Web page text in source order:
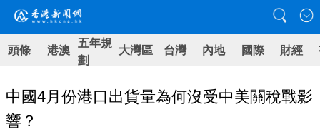
頭條 港澳 五年規
劃
大灣區 台灣 內地 國際 財經
中國4月份港口出貨量為何沒受中美關稅戰影
響？